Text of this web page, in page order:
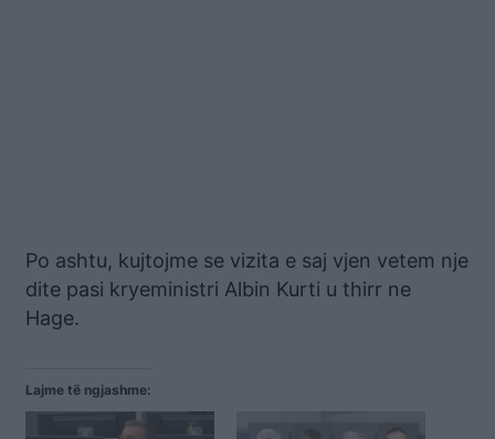
Po ashtu, kujtojme se vizita e saj vjen vetem nje
dite pasi kryeministri Albin Kurti u thirr ne
Hage.
Lajme të ngjashme: